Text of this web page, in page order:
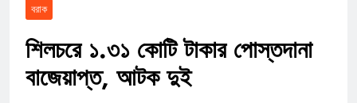
বরাক
শিলচরে ১.৩১ কোটি টাকার পোস্তদানা
বাজেয়াপ্ত, আটক দুই